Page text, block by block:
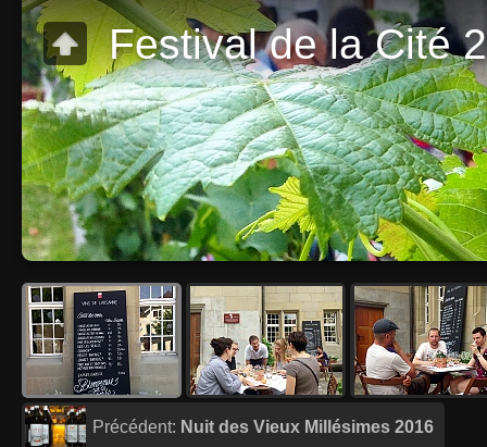
Festival de la Cité
Précédent: Nuit des Vieux Millésimes 2016